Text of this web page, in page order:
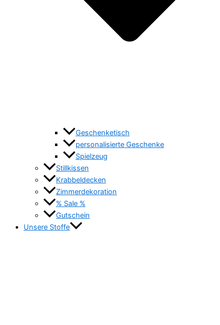
Geschenketisch
personalisierte Geschenke
Spielzeug
Stillkissen
Krabbeldecken
Zimmerdekoration
% Sale %
Gutschein
Unsere Stoffe